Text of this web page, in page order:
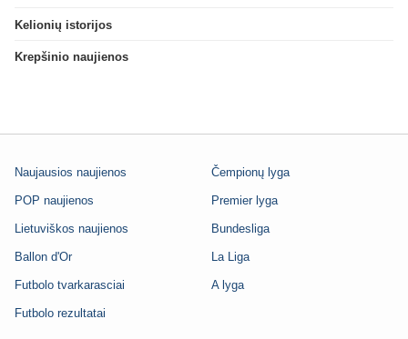
Kelionių istorijos
Krepšinio naujienos
Naujausios naujienos
POP naujienos
Lietuviškos naujienos
Ballon d'Or
Futbolo tvarkarasciai
Futbolo rezultatai
Čempionų lyga
Premier lyga
Bundesliga
La Liga
A lyga